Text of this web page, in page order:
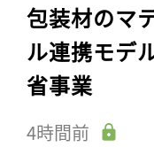
包装材のマ
ル連携モデ
省事業
4時間前